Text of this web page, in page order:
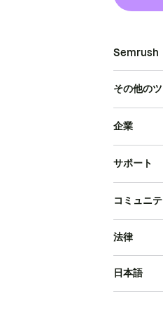
Semrush
その他の
企業
サポート
コミュニ
法律
日本語